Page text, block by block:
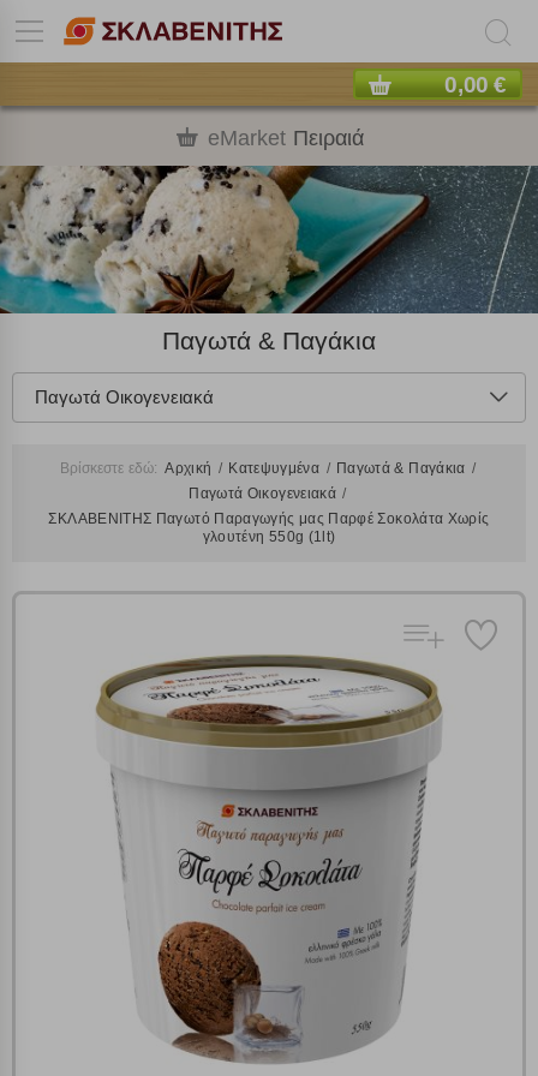
0,00 €
eMarket Πειραιά
Παγωτά & Παγάκια
Παγωτά Οικογενειακά
Βρίσκεστε εδώ: Αρχική Κατεψυγμένα
Παγωτά & Παγάκια
Παγωτά Οικογενειακά
ΣΚΛΑΒΕΝΙΤΗΣ Παγωτό Παραγωγής μας Παρφέ Σοκολάτα Χωρίς
γλουτένη 550g (1lt)